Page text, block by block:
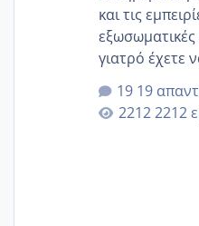
και τις
γιατρό έχετε
που μείνατε
επιιτυχία?
19
2212